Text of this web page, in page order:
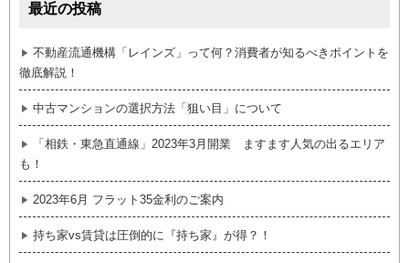
最近の投稿
不動産流通機構「レインズ」って何？消費者が知るべきポイントを
徹底解説！
中古マンションの選択方法「狙い目」について
「相鉄・東急直通線」2023年3月開業 ますます人気の出るエリア
も！
2023年6月 フラット35金利のご案内
持ち家vs賃貸は圧倒的に『持ち家』が得？！